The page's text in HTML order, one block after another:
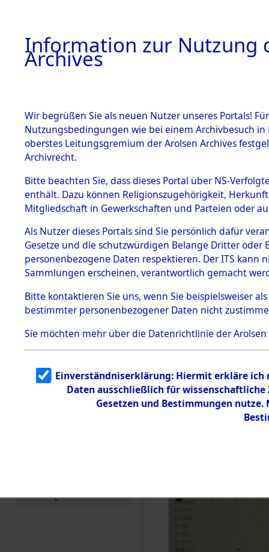
BESTÄNDE
1.
mente
5. Verschiedenes
5.3
Todesmärsche
5.3.1 Alliierte
Erhebungen
zu
Todesmärsch
en
5.3.2
g
5.3.3
Todesmärsch
e
0001
Information zur Nutzung
Archives
Wir begrüßen Sie als neuen Nutzer unseres Portals!
Nutzungsbedingungen wie bei einem Archivbesuch
oberstes Leitungsgremium der Arolsen Archives
Archivrecht.
Bitte beachten Sie, dass dieses Portal über NS-
enthält. Dazu können Religionszugehörigkeit,
Mitgliedschaft in Gewerkschaften und Parteien oder
Als Nutzer dieses Portals sind Sie persönlich dafür
Gesetze und die schutzwürdigen Belange Dritter
personenbezogene Daten respektieren. Der ITS
Sammlungen erscheinen, verantwortlich gemacht
Bitte kontaktieren Sie uns, wenn Sie beispielsweiser
bestimmter personenbezogener Daten nicht
Sie möchten mehr über die Datenrichtlinie der Arolsen
Einverständniserklärung: Hiermit erkläre ich
Daten ausschließlich für
Gesetzen und Bestimmungen